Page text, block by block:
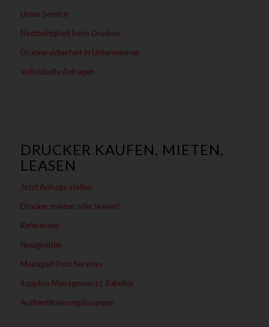
Unser Service
Nachhaltigkeit beim Drucken
Druckersicherheit in Unternehmen
Individuelle Anfragen
DRUCKER KAUFEN, MIETEN,
LEASEN
Jetzt Anfrage stellen
Drucker mieten oder leasen?
Referenzen
Neuigkeiten
Managed Print Services
Supplies Management | Zubehör
Authentifizierungslösungen